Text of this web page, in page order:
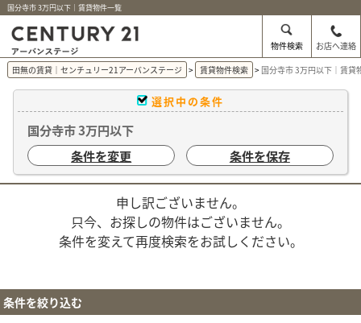
国分寺市 3万円以下｜賃貸物件一覧
物件検索
お店へ連絡
田無の賃貸｜センチュリー21アーバンステージ
賃貸物件検索 国分寺市 3万円以下｜賃貸
選択中の条件
国分寺市 3万円以下
条件を変更
条件を保存
申し訳ございません。
只今、お探しの物件はございません。
条件を変えて再度検索をお試しください。
条件を絞り込む